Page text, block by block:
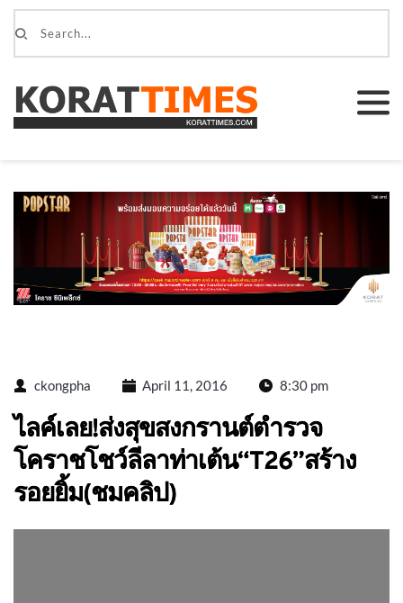
ckongpha April 11, 2016 8:30 pm
ไลค์เลย!ส่งสุขสงกรานต์ตำรวจ
โคราชโชว์ลีลาท่าเต้น“T26”สร้าง
รอยยิ้ม(ชมคลิป)